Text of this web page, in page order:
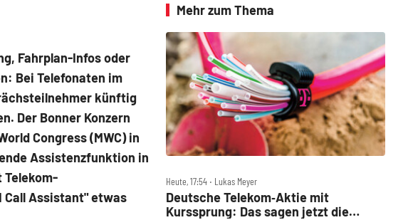
Fahrplan-Infos oder
Bei Telefonaten im
künftig
Der Bonner Konzern
Congress (MWC) in
Assistenzfunktion in
Telekom-
Call Assistant" etwas
Mehr zum Thema
Heute, 17:54 ‧ Lukas Meyer
Deutsche Telekom‑Aktie mit
Kurssprung: Das sagen jetzt die